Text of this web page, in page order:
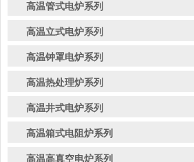
高温管式电炉系列
高温立式电炉系列
高温钟罩电炉系列
高温热处理炉系列
高温井式电炉系列
高温箱式电阻炉系列
高温高真空电炉系列